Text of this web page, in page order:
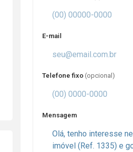
E-mail
Telefone fixo (opcional)
Mensagem